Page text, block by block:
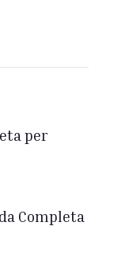
per
Completa